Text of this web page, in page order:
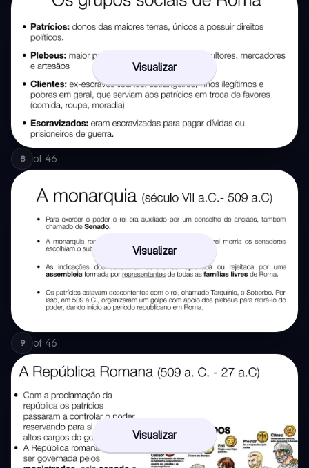
Visualizar
8 of 46
Visualizar
9 of 46
Visualizar